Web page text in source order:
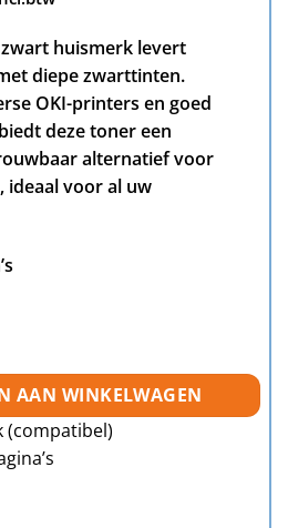
huismerk levert
diepe zwarttinten.
OKI-printers en goed
deze toner een
alternatief voor
ideaal voor al uw
huismerk aantal
AAN WINKELWAGEN
(compatibel)